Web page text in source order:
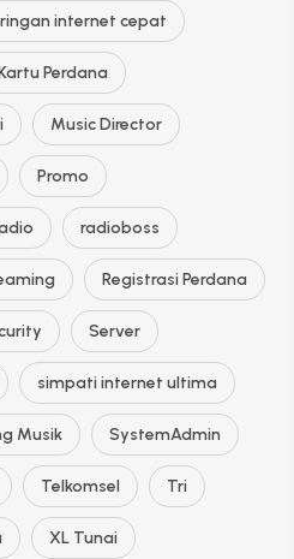
internet cepat
Perdana
Music Director
Promo
radioboss
Registrasi Perdana
Server
simpati internet ultima
Musik SystemAdmin
Telkomsel Tri
XL Tunai